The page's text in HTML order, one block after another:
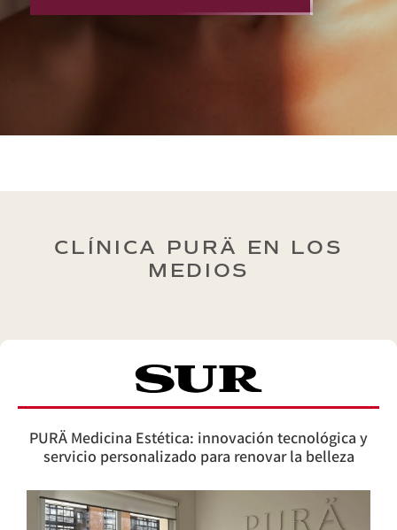
CLÍNICA PURÄ EN LOS
MEDIOS
PURÄ Medicina Estética: innovación tecnológica y
servicio personalizado para renovar la belleza